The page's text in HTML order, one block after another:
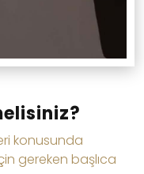
konusunda
gereken başlıca